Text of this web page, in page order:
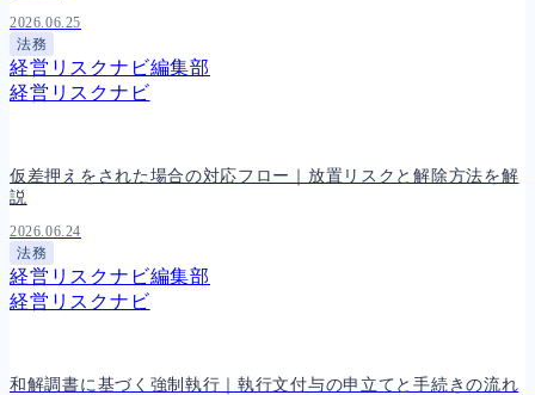
2026.06.25
法務
経営リスクナビ編集部
経営リスクナビ
仮差押えをされた場合の対応フロー｜放置リスクと解除方法を解
説
2026.06.24
法務
経営リスクナビ編集部
経営リスクナビ
和解調書に基づく強制執行｜執行文付与の申立てと手続きの流れ